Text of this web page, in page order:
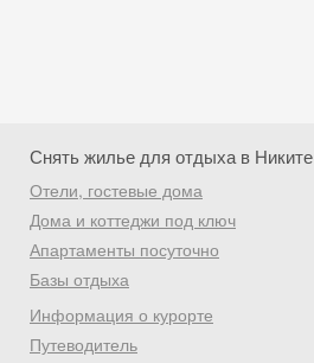
Снять жилье для отдыха в Никите
Отели, гостевые дома
Дома и коттеджи под ключ
Апартаменты посуточно
Базы отдыха
Информация о курорте
Путеводитель
Скидка
Хочешь дешевле? Оставь